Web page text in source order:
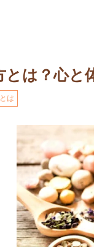
とは？心と
は